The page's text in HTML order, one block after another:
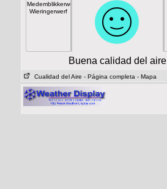
Medemblikkerweg
Wieringerwerf
Buena calidad del aire
Cualidad del Aire - Página completa - Mapa